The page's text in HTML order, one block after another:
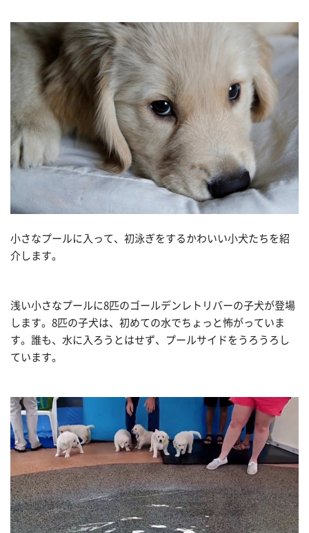
小さなプールに入って、初泳ぎをするかわいい小犬たちを紹
介します。
浅い小さなプールに8匹のゴールデンレトリバーの子犬が登場
します。8匹の子犬は、初めての水でちょっと怖がっていま
す。誰も、水に入ろうとはせず、プールサイドをうろうろし
ています。